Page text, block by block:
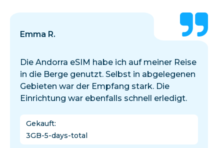
Emma R.
Die Andorra eSIM habe ich auf meiner Reise
in die Berge genutzt. Selbst in abgelegenen
Gebieten war der Empfang stark. Die
Einrichtung war ebenfalls schnell erledigt.
Gekauft:
3GB-5-days-total